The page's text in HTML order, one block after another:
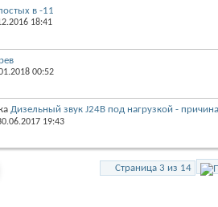
в -11
18:41
00:52
Дизельный звук J24B под нагрузкой -
19:43
Страница 3 из 14